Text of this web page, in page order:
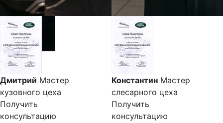
Дмитрий Мастер
кузовного цеха
Получить
консультацию
Константин Мастер
слесарного цеха
Получить
консультацию